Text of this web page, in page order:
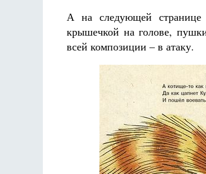
А на следующей
крышечкой на голове,
всей композиции – в атаку.